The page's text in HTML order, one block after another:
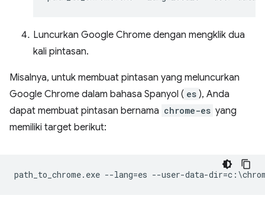
Luncurkan Google Chrome dengan mengklik dua
kali pintasan.
Misalnya, untuk membuat pintasan yang meluncurkan
Google Chrome dalam bahasa Spanyol ( es ), Anda
dapat membuat pintasan bernama chrome-es yang
memiliki target berikut: